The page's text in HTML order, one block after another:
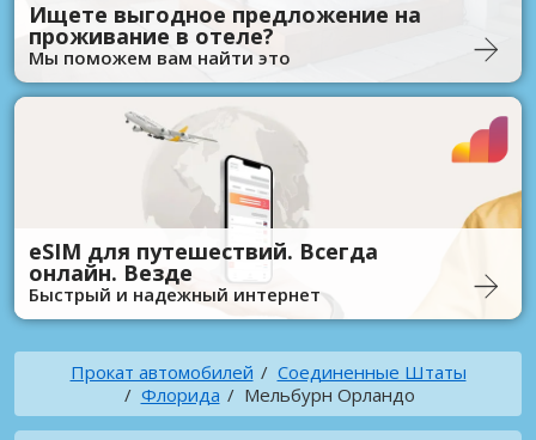
Ищете выгодное предложение на
проживание в отеле?
Мы поможем вам найти это
eSIM для путешествий. Всегда
онлайн. Везде
Быстрый и надежный интернет
Прокат автомобилей
Соединенные Штаты
Флорида
Мельбурн Орландо